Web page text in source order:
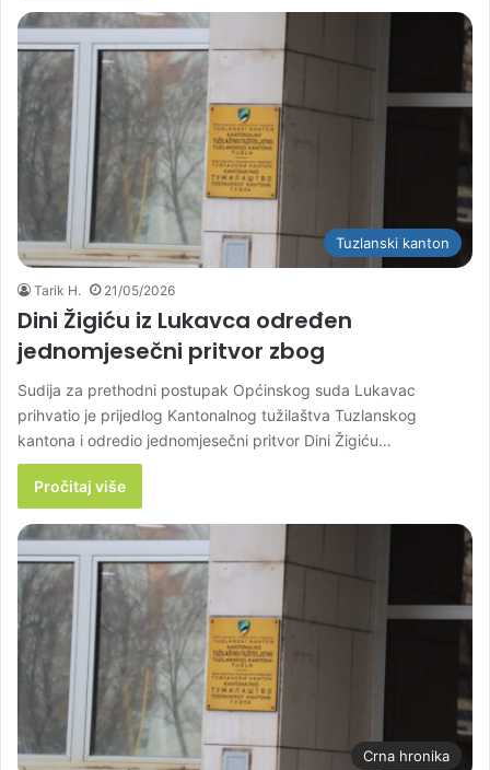
Tuzlanski kanton
Tarik H. 21/05/2026
Dini Žigiću iz Lukavca određen
jednomjesečni pritvor zbog
Sudija za prethodni postupak Općinskog suda Lukavac
prihvatio je prijedlog Kantonalnog tužilaštva Tuzlanskog
kantona i odredio jednomjesečni pritvor Dini Žigiću…
Pročitaj više
Crna hronika